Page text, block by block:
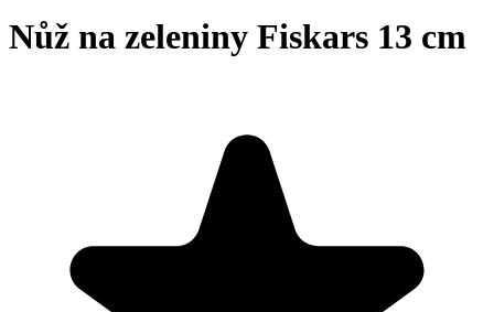
Nůž na zeleniny Fiskars 13 cm